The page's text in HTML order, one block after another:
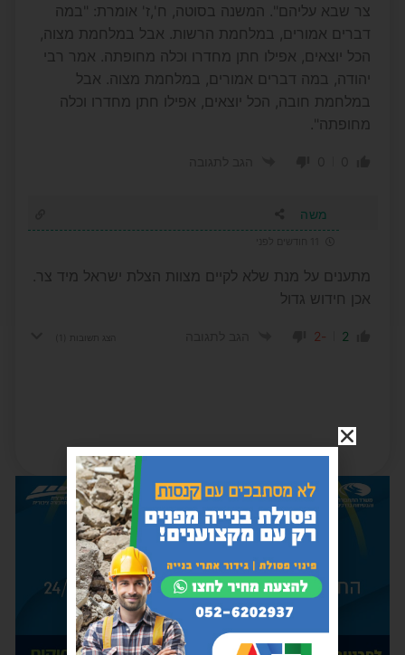
צר שבא עליהם". המשנה בסוטה, ח',ז' אומרת: "במה
דברים אמורים, במלחמת הרשות. אבל במלחמת מצוה,
הכל יוצאים, אפילו חתן מחדרו וכלה מחופתה. אמר רבי
יהודה, במה דברים אמורים, במלחמת מצוה. אבל
במלחמת חובה, הכל יוצאים, אפילו חתן מחדרו וכלה
מחופתה".
משה
מתענים על מנת שלא לקיים מצוות הצלת ישראל מיד צר.
אכן חידוש גדול
2
-2 הצג תשובות